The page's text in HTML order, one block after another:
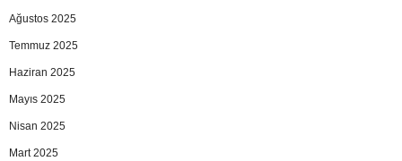
Ağustos 2025
Temmuz 2025
Haziran 2025
Mayıs 2025
Nisan 2025
Mart 2025